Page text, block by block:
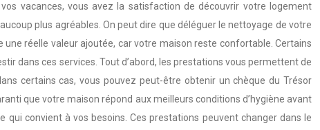
vacances, vous avez la satisfaction de découvrir votre logement
plus agréables. On peut dire que déléguer le nettoyage de votre
réelle valeur ajoutée, car votre maison reste confortable. Certains
dans ces services. Tout d’abord, les prestations vous permettent de
certains cas, vous pouvez peut-être obtenir un chèque du Trésor
que votre maison répond aux meilleurs conditions d’hygiène avant
convient à vos besoins. Ces prestations peuvent changer dans le